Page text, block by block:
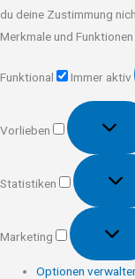
du deine Zustimmung
Merkmale und
Funktional
Immer aktiv
Vorlieben
Vorlieben
Statistiken
Statistiken
Marketing
Marketing
Optionen